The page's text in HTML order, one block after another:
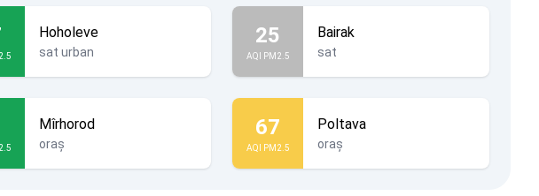
Hoholeve
sat urban
25
AQI PM2.5
Bairak
sat
Mîrhorod
oraș
67
AQI PM2.5
Poltava
oraș